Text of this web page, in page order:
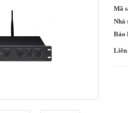
Mã
Nhà
Bảo
Liên